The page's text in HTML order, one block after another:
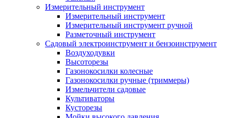
Измерительный инструмент
Измерительный инструмент
Измерительный инструмент ручной
Разметочный инструмент
Садовый электроинструмент и бензоинструмент
Воздуходувки
Высоторезы
Газонокосилки колесные
Газонокосилки ручные (триммеры)
Измельчители садовые
Культиваторы
Кусторезы